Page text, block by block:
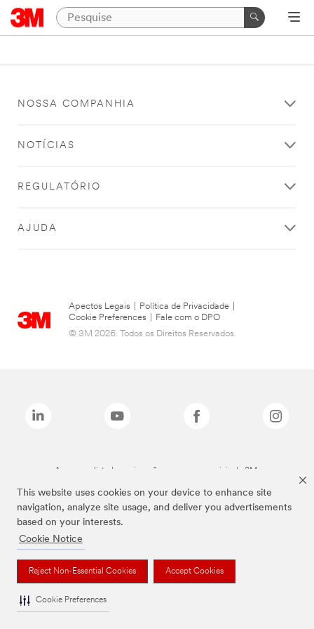
This website uses cookies on your device to enhance site
navigation, analyze site usage, and deliver you advertisements
based on your interests.
Cookie Notice
Reject Non-Essential Cookies Accept Cookies
Cookie Preferences
NOSSA COMPANHIA
NOTÍCIAS
REGULATÓRIO
AJUDA
Apectos Legais Política de Privacidade
Cookie Preferences
Fale com o DPO
© 3M 2026. Todos os Direitos Reservados.
As marcas listadas a cima são marcas comerciais da 3M.